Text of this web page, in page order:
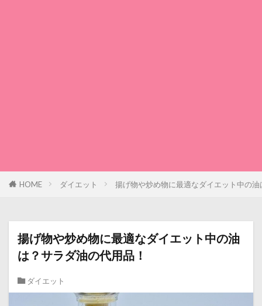
HOME ダイエット 揚げ物や炒め物に最適なダイエット中の
揚げ物や炒め物に最適なダイエット中の油
は？サラダ油の代用品！
ダイエット